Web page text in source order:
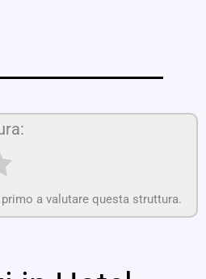
a valutare questa struttura.